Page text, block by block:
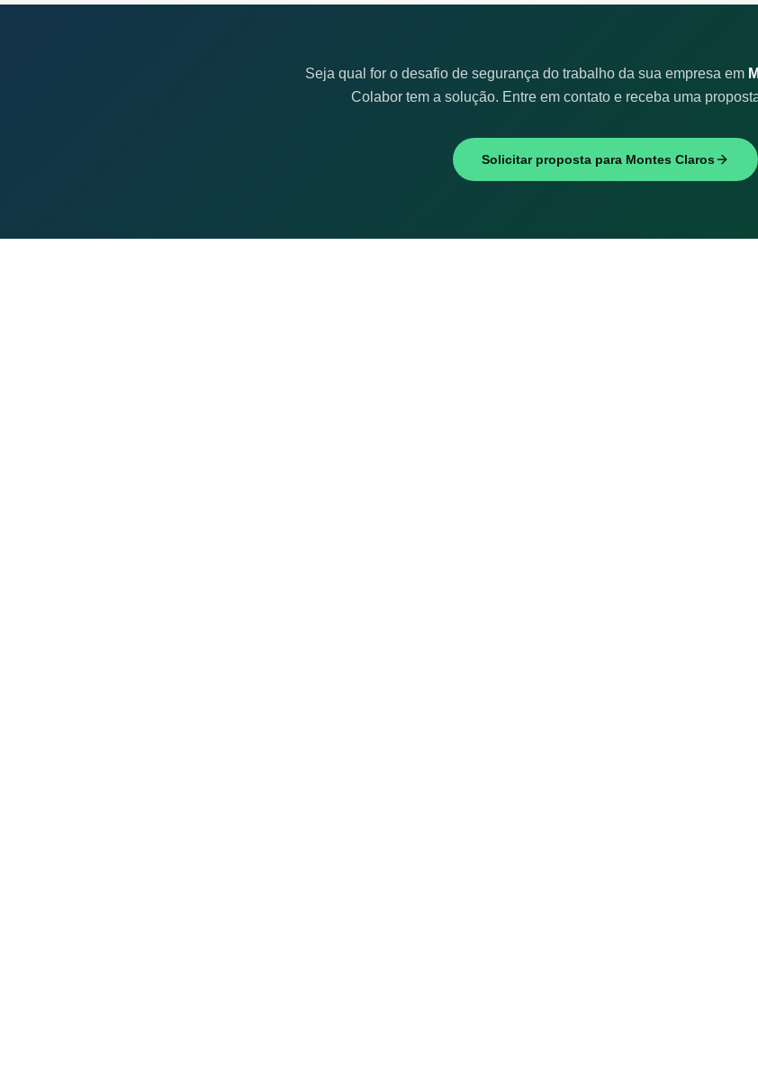
Seja qual for o desafio de segurança do trabalho da sua empresa em
Colabor tem a solução. Entre em contato e receba uma
Solicitar proposta para Montes Claros